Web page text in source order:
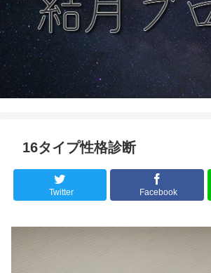
16タイプ性格診断
Twitter Facebook